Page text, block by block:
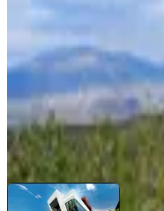
GÜMÜŞ GAYRİMENKUL
Ara